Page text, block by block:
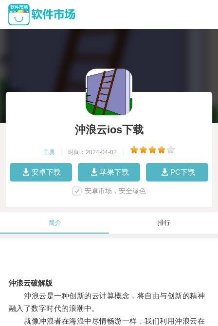
沖浪云ios下载
工具 时间：2024-04-02
安卓下载 苹果下载 PC下载
安卓市场，安全绿色
简介 排行
沖浪云破解版
沖浪云是一种创新的云计算概念，将自由与创新的精神
融入了数字时代的浪潮中。
就像冲浪者在海浪中尽情畅游一样，我们利用沖浪云在